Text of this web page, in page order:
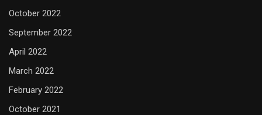
October 2022
September 2022
April 2022
March 2022
February 2022
October 2021